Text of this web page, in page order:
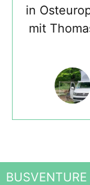
in
mit